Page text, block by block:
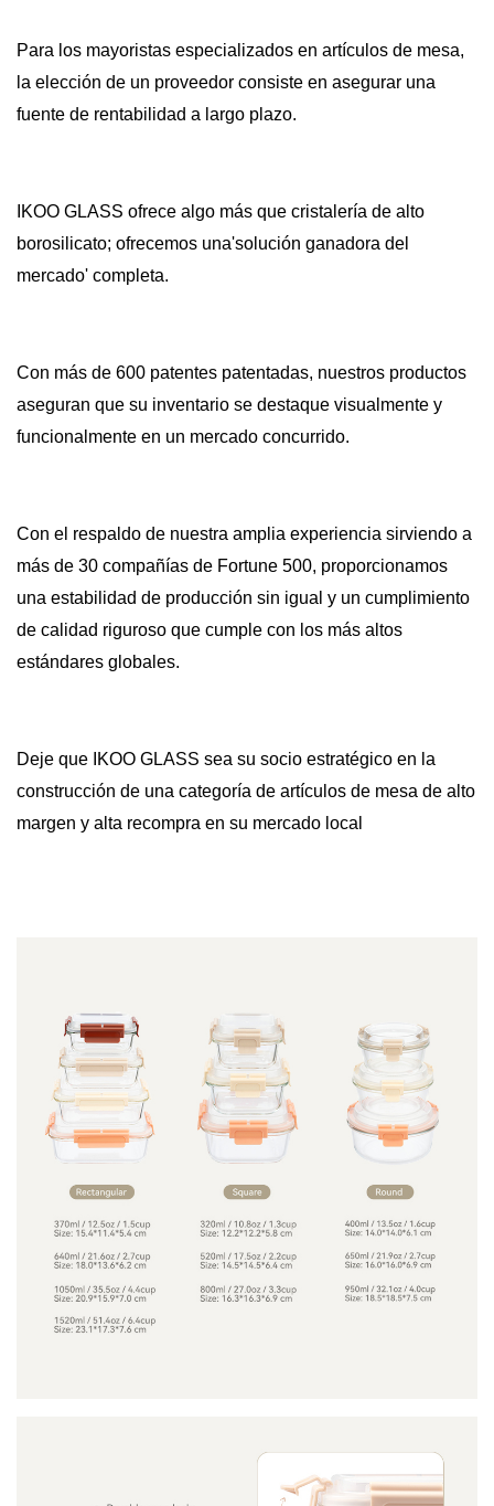
Para los mayoristas especializados en artículos de mesa,
la elección de un proveedor consiste en asegurar una
fuente de rentabilidad a largo plazo.
IKOO GLASS ofrece algo más que cristalería de alto
borosilicato; ofrecemos una'solución ganadora del
mercado' completa.
Con más de 600 patentes patentadas, nuestros productos
aseguran que su inventario se destaque visualmente y
funcionalmente en un mercado concurrido.
Con el respaldo de nuestra amplia experiencia sirviendo a
más de 30 compañías de Fortune 500, proporcionamos
una estabilidad de producción sin igual y un cumplimiento
de calidad riguroso que cumple con los más altos
estándares globales.
Deje que IKOO GLASS sea su socio estratégico en la
construcción de una categoría de artículos de mesa de alto
margen y alta recompra en su mercado local